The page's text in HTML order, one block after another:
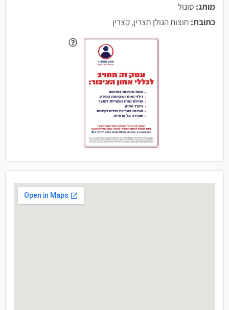
מותג: סונול
כתובת: חוצות הגולן חצרין, קצרין